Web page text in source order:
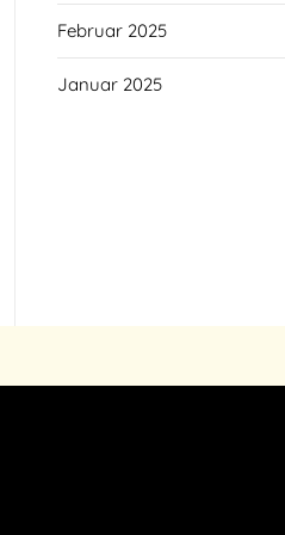
Februar 2025
Januar 2025